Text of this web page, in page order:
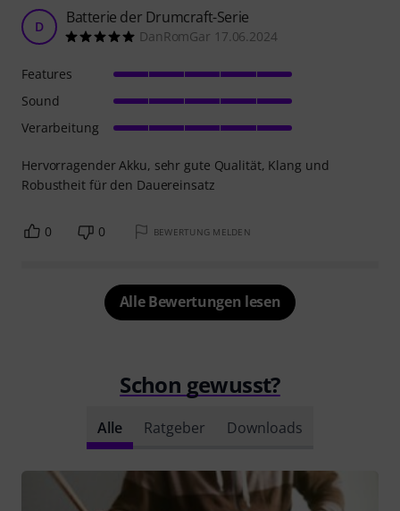
D Batterie der Drumcraft-Serie
DanRomGar 17.06.2024
Hervorragender Akku, sehr gute Qualität, Klang und
Robustheit für den Dauereinsatz
Features
Sound
Verarbeitung
0 0 BEWERTUNG MELDEN
Alle Bewertungen lesen
Schon gewusst?
Alle Ratgeber Downloads